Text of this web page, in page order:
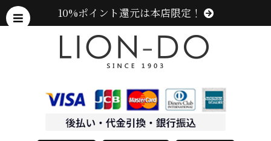
10%ポイント還元は本店限定！